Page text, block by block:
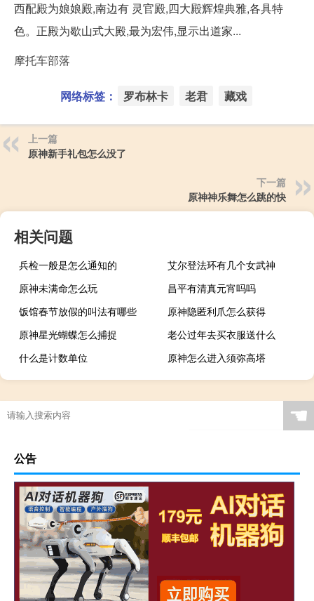
西配殿为娘娘殿,南边有 灵官殿,四大殿辉煌典雅,各具特
色。正殿为歇山式大殿,最为宏伟,显示出道家...
摩托车部落
网络标签： 罗布林卡 老君 藏戏
上一篇
原神新手礼包怎么没了
下一篇
原神神乐舞怎么跳的快
相关问题
兵检一般是怎么通知的
艾尔登法环有几个女武神
原神未满命怎么玩
昌平有清真元宵吗吗
饭馆春节放假的叫法有哪些
原神隐匿利爪怎么获得
原神星光蝴蝶怎么捕捉
老公过年去买衣服送什么
什么是计数单位
原神怎么进入须弥高塔
☚
公告